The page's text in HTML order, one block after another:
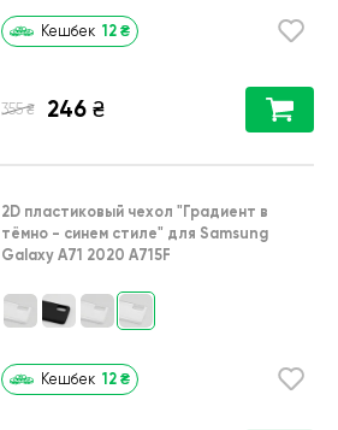
Кешбек 12 ₴
355 ₴ 246 ₴
2D пластиковый чехол "Градиент в
тёмно - синем стиле" для Samsung
Galaxy A71 2020 A715F
Кешбек 12 ₴